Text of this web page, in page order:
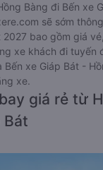
Bàng đi Bến xe
sẽ sớm
bao gồm giá
xe khách đi tuyến
Bến xe Giáp Bát -
xe.
giá rẻ từ
Bát